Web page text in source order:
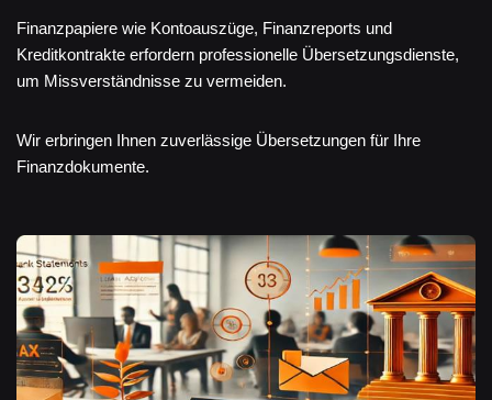
Finanzpapiere wie Kontoauszüge, Finanzreports und
Kreditkontrakte erfordern professionelle Übersetzungsdienste,
um Missverständnisse zu vermeiden.
Wir erbringen Ihnen zuverlässige Übersetzungen für Ihre
Finanzdokumente.